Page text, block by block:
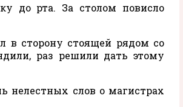
до рта. За столом повисло
в сторону стоящей рядом со
раз решили дать этому
нелестных слов о магистрах